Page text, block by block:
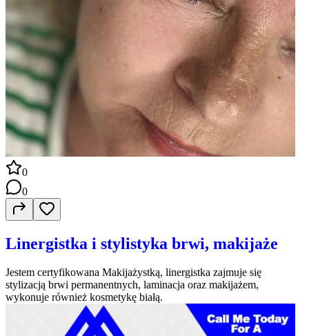
0
0
Linergistka i stylistyka brwi, makijaże
Jestem certyfikowana Makijażystką, linergistka zajmuje się
stylizacją brwi permanentnych, laminacja oraz makijażem,
wykonuje również kosmetykę białą.